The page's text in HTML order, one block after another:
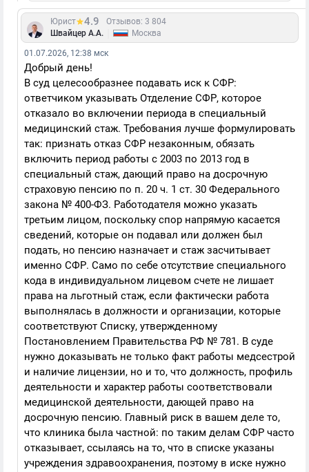
Юрист 4.9
Отзывов: 3 804
Швайцер А.А.
Москва
01.07.2026, 12:38 мск
Добрый день!
В суд целесообразнее подавать иск к СФР:
ответчиком указывать Отделение СФР, которое
отказало во включении периода в специальный
медицинский стаж. Требования лучше формулировать
так: признать отказ СФР незаконным, обязать
включить период работы с 2003 по 2013 год в
специальный стаж, дающий право на досрочную
страховую пенсию по п. 20 ч. 1 ст. 30 Федерального
закона № 400-ФЗ. Работодателя можно указать
третьим лицом, поскольку спор напрямую касается
сведений, которые он подавал или должен был
подать, но пенсию назначает и стаж засчитывает
именно СФР. Само по себе отсутствие специального
кода в индивидуальном лицевом счете не лишает
права на льготный стаж, если фактически работа
выполнялась в должности и организации, которые
соответствуют Списку, утвержденному
Постановлением Правительства РФ № 781. В суде
нужно доказывать не только факт работы медсестрой
и наличие лицензии, но и то, что должность, профиль
деятельности и характер работы соответствовали
медицинской деятельности, дающей право на
досрочную пенсию. Главный риск в вашем деле то,
что клиника была частной: по таким делам СФР часто
отказывает, ссылаясь на то, что в списке указаны
учреждения здравоохранения, поэтому в иске нужно